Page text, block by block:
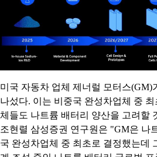
미국 자동차 업체 제너럴 모터스(GM)
나섰다. 이는 비중국 완성차업체 중
체들도 나트륨 배터리 양산을 고려할
조현렬 삼성증권 연구원은 "GM은 나
국 완성차업체 중 최초로 결정했는데